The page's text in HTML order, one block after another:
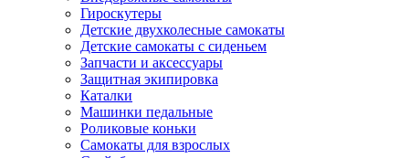
Гироскутеры
Детские двухколесные самокаты
Детские самокаты с сиденьем
Запчасти и аксессуары
Защитная экипировка
Каталки
Машинки педальные
Роликовые коньки
Самокаты для взрослых